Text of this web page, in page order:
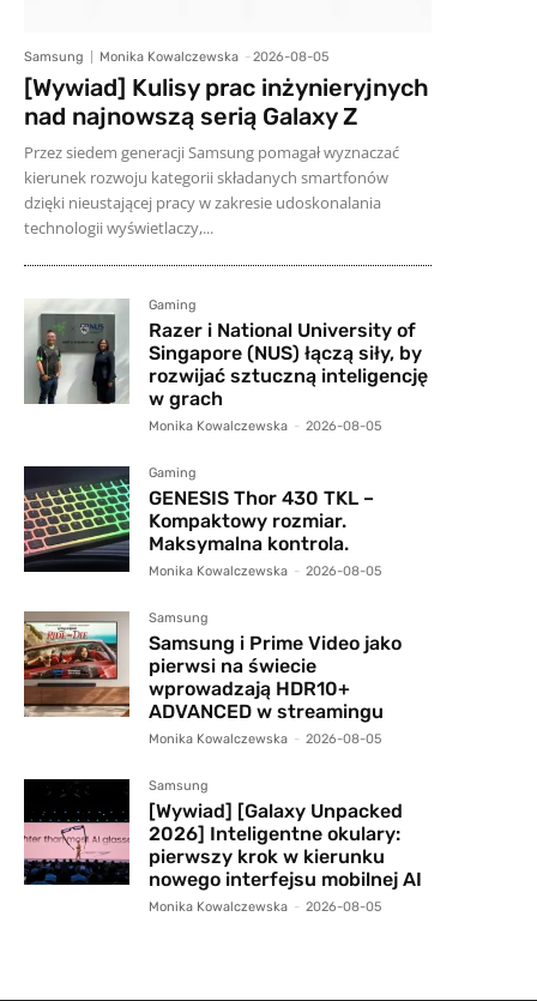
Samsung Monika Kowalczewska - 2026-08-05
[Wywiad] Kulisy prac inżynieryjnych
nad najnowszą serią Galaxy Z
Przez siedem generacji Samsung pomagał wyznaczać
kierunek rozwoju kategorii składanych smartfonów
dzięki nieustającej pracy w zakresie udoskonalania
technologii wyświetlaczy,...
Gaming
Razer i National University of
Singapore (NUS) łączą siły, by
rozwijać sztuczną inteligencję
w grach
Monika Kowalczewska - 2026-08-05
Gaming
GENESIS Thor 430 TKL –
Kompaktowy rozmiar.
Maksymalna kontrola.
Monika Kowalczewska - 2026-08-05
Samsung
Samsung i Prime Video jako
pierwsi na świecie
wprowadzają HDR10+
ADVANCED w streamingu
Monika Kowalczewska - 2026-08-05
Samsung
[Wywiad] [Galaxy Unpacked
2026] Inteligentne okulary:
pierwszy krok w kierunku
nowego interfejsu mobilnej AI
Monika Kowalczewska - 2026-08-05